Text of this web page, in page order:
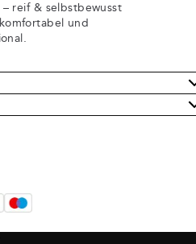
reif & selbstbewusst
und